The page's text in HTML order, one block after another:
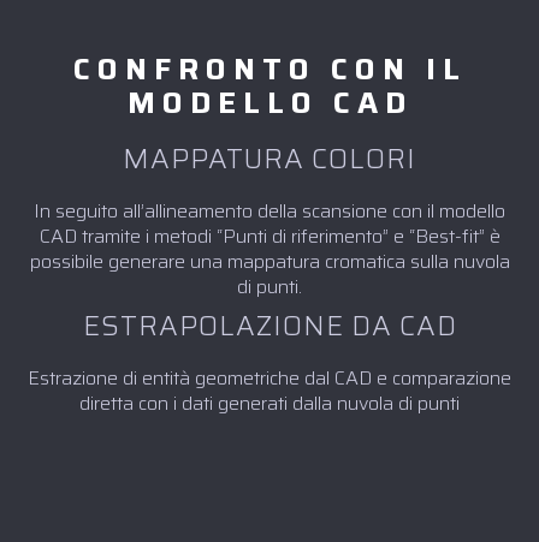
CONFRONTO CON IL
MODELLO CAD
MAPPATURA COLORI
In seguito all’allineamento della scansione con il modello
CAD tramite i metodi “Punti di riferimento” e “Best-fit” è
possibile generare una mappatura cromatica sulla nuvola
di punti.
ESTRAPOLAZIONE DA CAD
Estrazione di entità geometriche dal CAD e comparazione
diretta con i dati generati dalla nuvola di punti